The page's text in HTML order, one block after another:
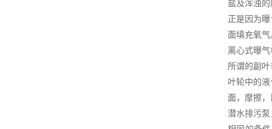
盐及浑浊
正是因为
面填充氧
离心式曝
所谓的副
叶轮中的
面，摩擦
潜水排污